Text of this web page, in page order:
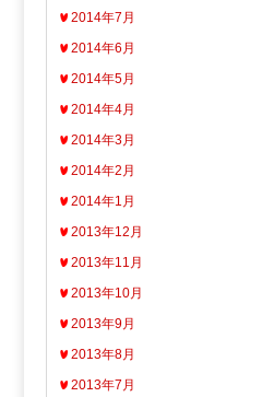
2014年7月
2014年6月
2014年5月
2014年4月
2014年3月
2014年2月
2014年1月
2013年12月
2013年11月
2013年10月
2013年9月
2013年8月
2013年7月